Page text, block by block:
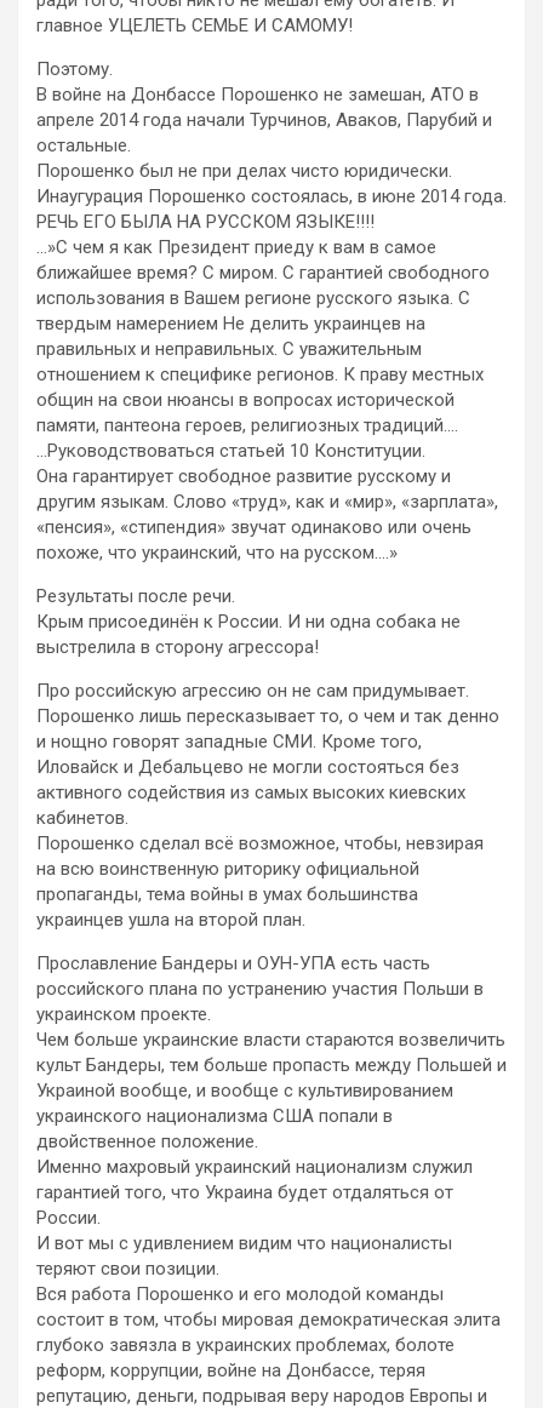
главное УЦЕЛЕТЬ СЕМЬЕ И САМОМУ!
Поэтому.
В войне на Донбассе Порошенко не замешан, АТО в
апреле 2014 года начали Турчинов, Аваков, Парубий и
остальные.
Порошенко был не при делах чисто юридически.
Инаугурация Порошенко состоялась, в июне 2014 года.
РЕЧЬ ЕГО БЫЛА НА РУССКОМ ЯЗЫКЕ!!!!
…»С чем я как Президент приеду к вам в самое
ближайшее время? С миром. С гарантией свободного
использования в Вашем регионе русского языка. С
твердым намерением Не делить украинцев на
правильных и неправильных. С уважительным
отношением к специфике регионов. К праву местных
общин на свои нюансы в вопросах исторической
памяти, пантеона героев, религиозных традиций….
…Руководствоваться статьей 10 Конституции.
Она гарантирует свободное развитие русскому и
другим языкам. Слово «труд», как и «мир», «зарплата»,
«пенсия», «стипендия» звучат одинаково или очень
похоже, что украинский, что на русском….»
Результаты после речи.
Крым присоединён к России. И ни одна собака не
выстрелила в сторону агрессора!
Про российскую агрессию он не сам придумывает.
Порошенко лишь пересказывает то, о чем и так денно
и нощно говорят западные СМИ. Кроме того,
Иловайск и Дебальцево не могли состояться без
активного содействия из самых высоких киевских
кабинетов.
Порошенко сделал всё возможное, чтобы, невзирая
на всю воинственную риторику официальной
пропаганды, тема войны в умах большинства
украинцев ушла на второй план.
Прославление Бандеры и ОУН-УПА есть часть
российского плана по устранению участия Польши в
украинском проекте.
Чем больше украинские власти стараются возвеличить
культ Бандеры, тем больше пропасть между Польшей и
Украиной вообще, и вообще с культивированием
украинского национализма США попали в
двойственное положение.
Именно махровый украинский национализм служил
гарантией того, что Украина будет отдаляться от
России.
И вот мы с удивлением видим что националисты
теряют свои позиции.
Вся работа Порошенко и его молодой команды
состоит в том, чтобы мировая демократическая элита
глубоко завязла в украинских проблемах, болоте
реформ, коррупции, войне на Донбассе, теряя
репутацию, деньги, подрывая веру народов Европы и